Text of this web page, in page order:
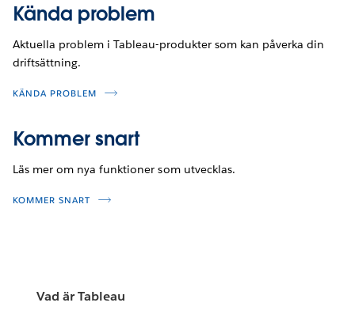
Kända problem
Aktuella problem i Tableau-produkter som kan påverka din
driftsättning.
KÄNDA PROBLEM
Kommer snart
Läs mer om nya funktioner som utvecklas.
KOMMER SNART
Vad är Tableau